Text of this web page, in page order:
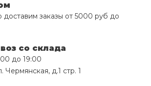
доставим заказы от 5000 руб до
со склада
до 19:00
Чермянская, д.1 стр. 1